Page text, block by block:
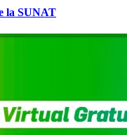
la SUNAT